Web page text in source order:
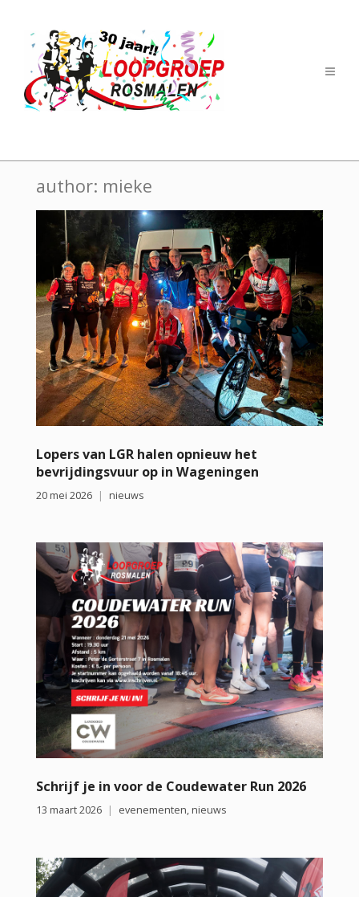
author: mieke
Lopers van LGR halen opnieuw het
bevrijdingsvuur op in Wageningen
20 mei 2026 nieuws
Schrijf je in voor de Coudewater Run 2026
13 maart 2026 evenementen, nieuws